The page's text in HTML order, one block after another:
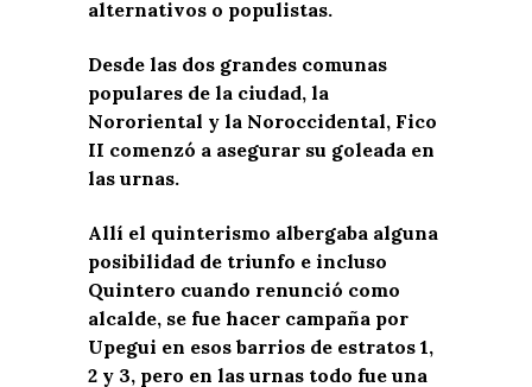
alternativos o populistas.
Desde las dos grandes comunas
populares de la ciudad, la
Nororiental y la Noroccidental, Fico
II comenzó a asegurar su goleada en
las urnas.
Allí el quinterismo albergaba alguna
posibilidad de triunfo e incluso
Quintero cuando renunció como
alcalde, se fue hacer campaña por
Upegui en esos barrios de estratos 1,
2 y 3, pero en las urnas todo fue una